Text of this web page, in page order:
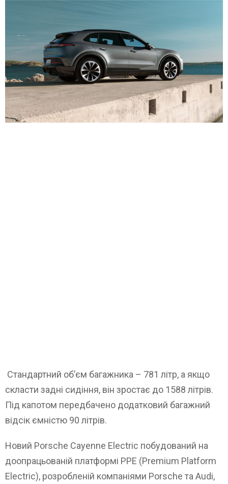
Стандартний об’єм багажника – 781 літр, а якщо
скласти задні сидіння, він зростає до 1588 літрів.
Під капотом передбачено додатковий багажний
відсік ємністю 90 літрів.
Новий Porsche Cayenne Electric побудований на
доопрацьованій платформі PPE (Premium Platform
Electric), розробленій компаніями Porsche та Audi,